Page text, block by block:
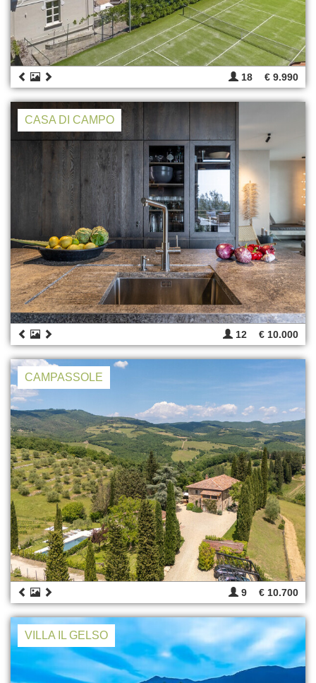
18 € 9.990
CASA DI CAMPO
12 € 10.000
CAMPASSOLE
9 € 10.700
VILLA IL GELSO